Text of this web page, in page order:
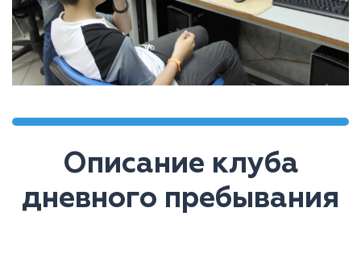
Описание клуба
дневного пребывания